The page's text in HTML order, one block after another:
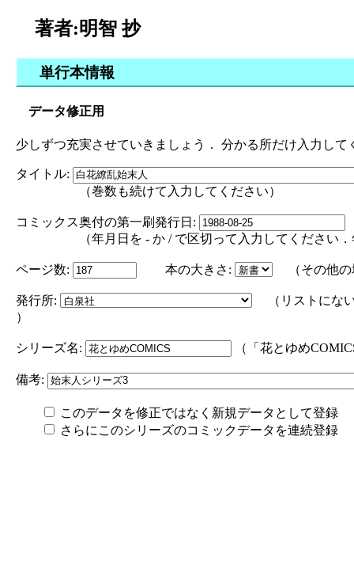
著者:明智 抄
単行本情報
データ修正用
少しずつ充実させていきましょう． 分かる所だけ入力し
タイトル:
（巻数も続けて入力してください）
コミックス奥付の第一刷発行日:
（年月日を - か / で区切って入力してください．年
ページ数: 本の大きさ: （その他の
発行所:
（リストにな
）
シリーズ名: （「花とゆめ
備考:
このデータを修正ではなく新規データとして登録
さらにこのシリーズのコミックデータを連続登録